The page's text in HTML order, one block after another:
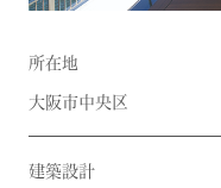
所在地
大阪市中央区
建築設計